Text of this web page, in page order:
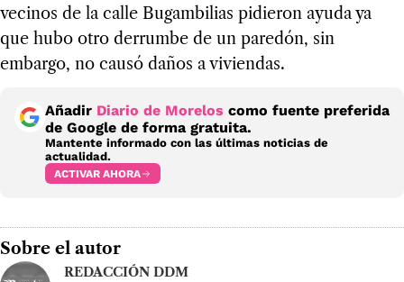
vecinos de la calle Bugambilias pidieron ayuda ya
que hubo otro derrumbe de un paredón, sin
embargo, no causó daños a viviendas.
Añadir Diario de Morelos como fuente preferida
de Google de forma gratuita.
Mantente informado con las últimas noticias de
actualidad.
ACTIVAR AHORA
Sobre el autor
REDACCIÓN DDM